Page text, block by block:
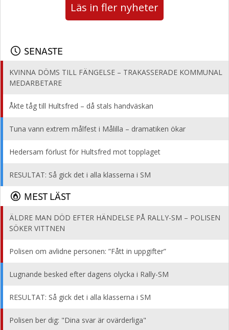
Läs in fler nyheter
SENASTE
KVINNA DÖMS TILL FÄNGELSE – TRAKASSERADE KOMMUNAL
MEDARBETARE
Åkte tåg till Hultsfred – då stals handväskan
Tuna vann extrem målfest i Målilla – dramatiken ökar
Hedersam förlust för Hultsfred mot topplaget
RESULTAT: Så gick det i alla klasserna i SM
MEST LÄST
ÄLDRE MAN DÖD EFTER HÄNDELSE PÅ RALLY-SM – POLISEN
SÖKER VITTNEN
Polisen om avlidne personen: ”Fått in uppgifter”
Lugnande besked efter dagens olycka i Rally-SM
RESULTAT: Så gick det i alla klasserna i SM
Polisen ber dig: "Dina svar är ovärderliga"